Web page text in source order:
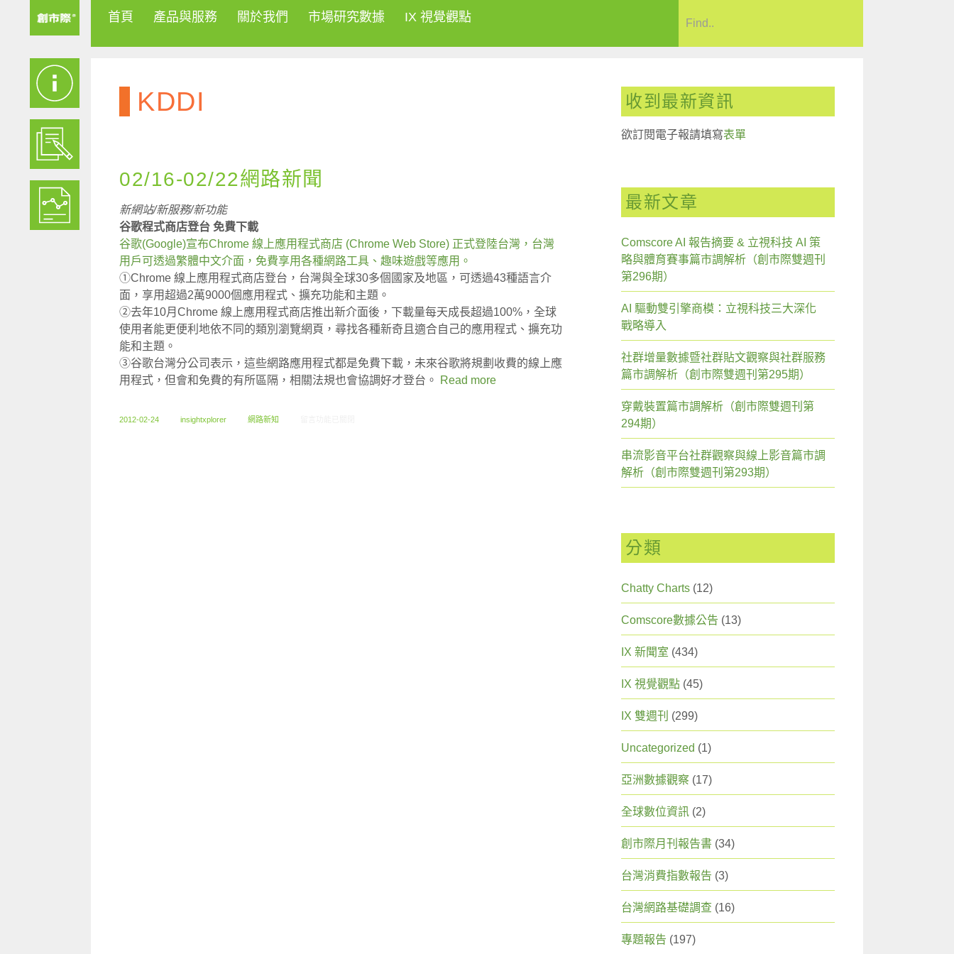
首頁 產品與服務 關於我們 市場研究數據 IX 視覺觀點
KDDI
02/16-02/22網路新聞
新網站/新服務/新功能
谷歌程式商店登台 免費下載
谷歌(Google)宣布Chrome 線上應用程式商店 (Chrome Web Store) 正式登陸台灣，台灣
用戶可透過繁體中文介面，免費享用各種網路工具、趣味遊戲等應用。
①Chrome 線上應用程式商店登台，台灣與全球30多個國家及地區，可透過43種語言介
面，享用超過2萬9000個應用程式、擴充功能和主題。
②去年10月Chrome 線上應用程式商店推出新介面後，下載量每天成長超過100%，全球
使用者能更便利地依不同的類別瀏覽網頁，尋找各種新奇且適合自己的應用程式、擴充功
能和主題。
③谷歌台灣分公司表示，這些網路應用程式都是免費下載，未來谷歌將規劃收費的線上應
用程式，但會和免費的有所區隔，相關法規也會協調好才登台。
Read more
2012-02-24 insightxplorer 網路新知
收到最新資訊
欲訂閱電子報請填寫表單
最新文章
Comscore AI 報告摘要 & 立視科技 AI 策
略與體育賽事篇市調解析（創市際雙週刊
第296期）
AI 驅動雙引擎商模：立視科技三大深化
戰略導入
社群增量數據暨社群貼文觀察與社群服務
篇市調解析（創市際雙週刊第295期）
穿戴裝置篇市調解析（創市際雙週刊第
294期）
串流影音平台社群觀察與線上影音篇市調
解析（創市際雙週刊第293期）
分類
Chatty Charts (12)
Comscore數據公告 (13)
IX 新聞室 (434)
IX 視覺觀點 (45)
IX 雙週刊 (299)
Uncategorized (1)
亞洲數據觀察 (17)
全球數位資訊 (2)
創市際月刊報告書 (34)
台灣消費指數報告 (3)
台灣網路基礎調查 (16)
專題報告 (197)